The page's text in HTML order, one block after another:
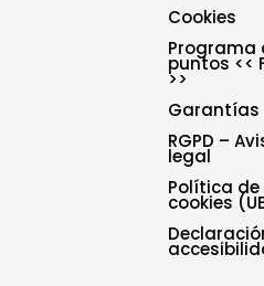
Cookies
Programa
puntos <<
>>
Garantías
RGPD –
legal
Política de
cookies